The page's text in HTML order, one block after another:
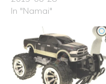
In "Namai"